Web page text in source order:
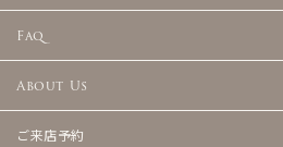
Faq
About Us
ご来店予約